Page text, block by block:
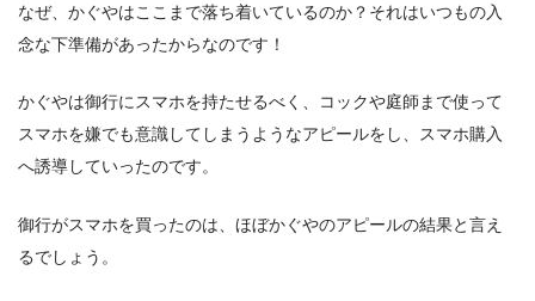
なぜ、かぐやはここまで落ち着いているのか？それはいつもの入
念な下準備があったからなのです！
かぐやは御行にスマホを持たせるべく、コックや庭師まで使って
スマホを嫌でも意識してしまうようなアピールをし、スマホ購入
へ誘導していったのです。
御行がスマホを買ったのは、ほぼかぐやのアピールの結果と言え
るでしょう。